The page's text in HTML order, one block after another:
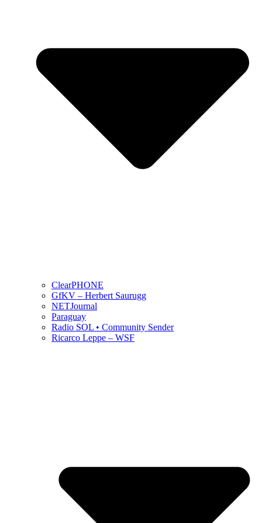
ClearPHONE
GfKV – Herbert Saurugg
NETJournal
Paraguay
Radio SOL • Community Sender
Ricarco Leppe – WSF